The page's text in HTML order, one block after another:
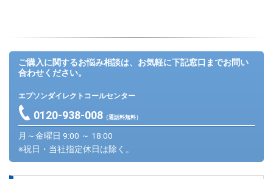
ご購入に関するお悩み相談は、お気軽に下記窓口までお問い
合わせください。
エプソンダイレクトコールセンター
0120-938-008（通話料無料）
月～金曜日 9:00 ～ 18:00
※祝日・当社指定休日は除く。